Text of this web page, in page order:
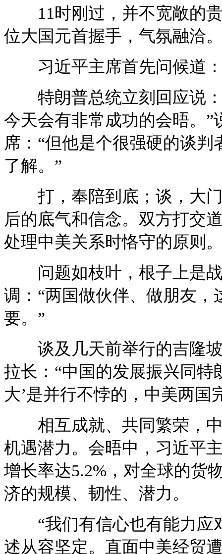
11时刚过，并不宽敞的贵
位大国元首握手，气氛融洽
习近平主席首先问候道：
特朗普总统立刻回应说：
今天会有非常成功的会晤。
席：“但他是个很强硬的谈
了解。”
打，奉陪到底；谈，大门
后的底气和信念。双方打交
处理中美关系时恪守的原则
问题如枝叶，根子上是战
调：“两国做伙伴、做朋友
要。”
谈及几天前举行的吉隆坡
拉长：“中国的发展振兴同特
大’是并行不悖的，中美两国
相互成就、共同繁荣，中
机遇潜力。会晤中，习近平
增长率达5.2%，对全球的货
济的规模、韧性、潜力。
“我们有信心也有能力应
述从容坚定。直面中美经贸